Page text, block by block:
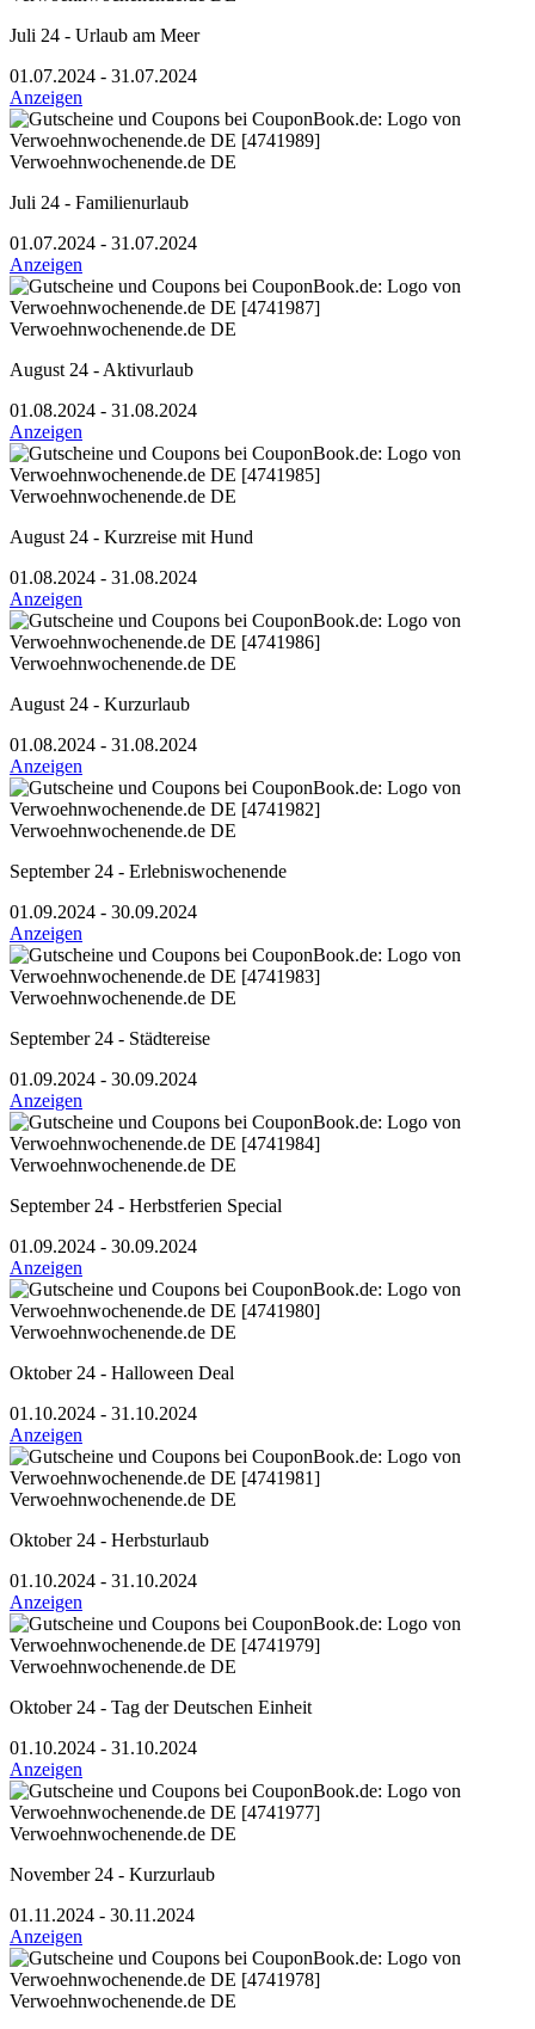
Juli 24 - Urlaub am Meer
01.07.2024 - 31.07.2024
Anzeigen
Verwoehnwochenende.de DE
Juli 24 - Familienurlaub
01.07.2024 - 31.07.2024
Anzeigen
Verwoehnwochenende.de DE
August 24 - Aktivurlaub
01.08.2024 - 31.08.2024
Anzeigen
Verwoehnwochenende.de DE
August 24 - Kurzreise mit Hund
01.08.2024 - 31.08.2024
Anzeigen
Verwoehnwochenende.de DE
August 24 - Kurzurlaub
01.08.2024 - 31.08.2024
Anzeigen
Verwoehnwochenende.de DE
September 24 - Erlebniswochenende
01.09.2024 - 30.09.2024
Anzeigen
Verwoehnwochenende.de DE
September 24 - Städtereise
01.09.2024 - 30.09.2024
Anzeigen
Verwoehnwochenende.de DE
September 24 - Herbstferien Special
01.09.2024 - 30.09.2024
Anzeigen
Verwoehnwochenende.de DE
Oktober 24 - Halloween Deal
01.10.2024 - 31.10.2024
Anzeigen
Verwoehnwochenende.de DE
Oktober 24 - Herbsturlaub
01.10.2024 - 31.10.2024
Anzeigen
Verwoehnwochenende.de DE
Oktober 24 - Tag der Deutschen Einheit
01.10.2024 - 31.10.2024
Anzeigen
Verwoehnwochenende.de DE
November 24 - Kurzurlaub
01.11.2024 - 30.11.2024
Anzeigen
Verwoehnwochenende.de DE